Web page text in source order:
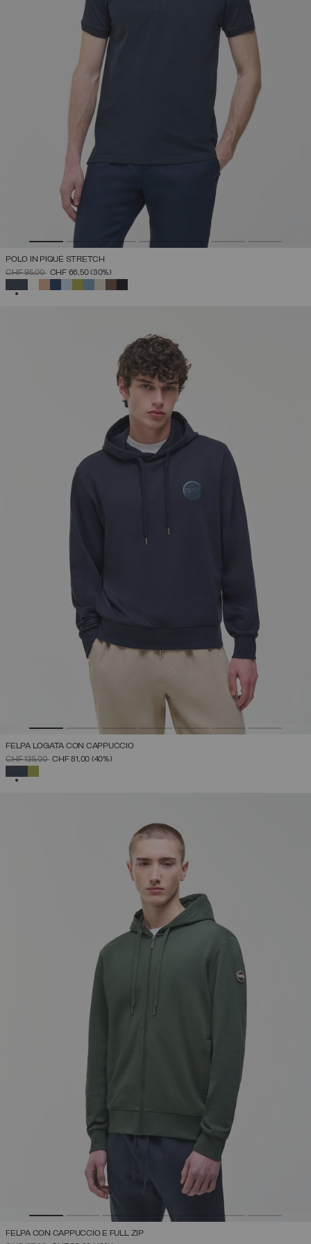
POLO IN PIQUÉ STRETCH
PREZZO RIDOTTO DA
CHF 95,00ACHF 66,50(30%)
FELPA LOGATA CON CAPPUCCIO
PREZZO RIDOTTO DA
CHF 135,00ACHF 81,00 (40%)
FELPA CON CAPPUCCIO E FULL ZIP